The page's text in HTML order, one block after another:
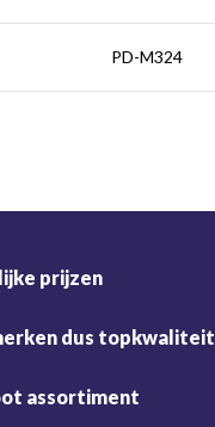
PD-M324
prijzen
dus topkwaliteit
assortiment